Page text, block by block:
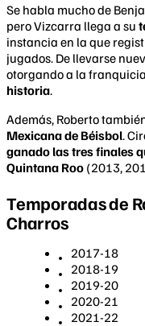
Se habla mucho de
pero Vizcarra llega a su
instancia en la que
jugados. De llevarse
otorgando a la
historia.
Además, Roberto
Mexicana de Béisbol.
ganado las tres finales
Quintana Roo (2013,
Temporadas de
Charros
2017-18
2018-19
2019-20
2020-21
2021-22